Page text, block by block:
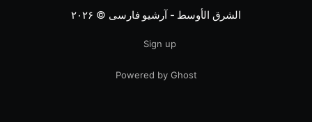
الشرق الأوسط - آرشیو فارسی © ۲۰۲۶
Sign up
Powered by Ghost